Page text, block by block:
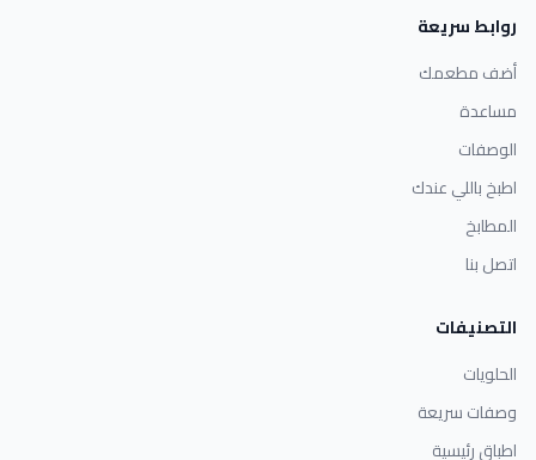
روابط سريعة
أضف مطعمك
مساعدة
الوصفات
اطبخ باللي عندك
المطابخ
اتصل بنا
التصنيفات
الحلويات
وصفات سريعة
اطباق رئيسية